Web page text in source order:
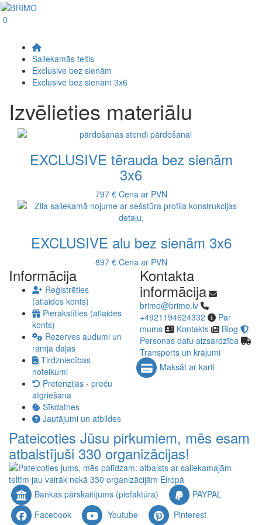
0
Saliekamās teltis
Exclusive bez sienām
Exclusive bez sienām 3x6
Izvēlieties materiālu
EXCLUSIVE tērauda bez sienām
3x6
797 € Cena ar PVN
EXCLUSIVE alu bez sienām 3x6
897 € Cena ar PVN
Informācija
Reģistrēties
(atlaides konts)
Pierakstīties (atlaides
konts)
Rezerves audumi un
rāmja daļas
Tirdzniecības
noteikumi
Pretenzijas - preču
atgriešana
Sīkdatnes
Jautājumi un atbildes
Kontakta
informācija
brimo@brimo.lv
+4921194624332
Par
mums
Kontakts
Blog
Personas datu aizsardzība
Transports un krājumi
Pateicoties Jūsu pirkumiem, mēs esam
atbalstījuši 330 organizācijas!
Maksāt ar karti
Bankas pārskaitījums (piefaktūra)
PAYPAL
Facebook
Youtube Pinterest